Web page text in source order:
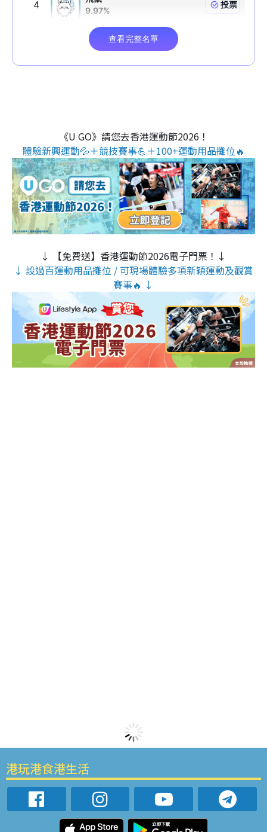
《U GO》請您去香港運動節2026！
體驗新興運動💦＋競技賽事💪＋100+運動用品攤位🔥
↓ 【免費送】香港運動節2026電子門票！↓
↓ 設過百運動用品攤位 / 可現場體驗多項新穎運動及觀賞
賽事🔥 ↓
港玩港食港生活